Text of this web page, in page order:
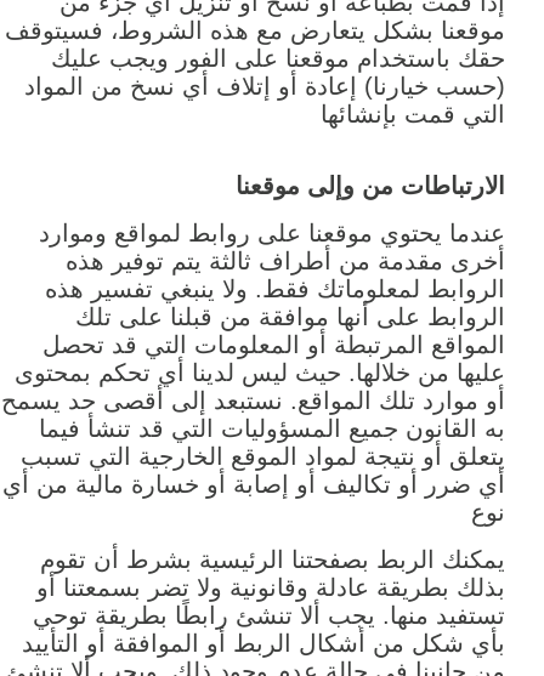
موقعنا بشكل يتعارض مع هذه الشروط، فسيتوقف
حقك باستخدام موقعنا على الفور ويجب عليك
(حسب خيارنا) إعادة أو إتلاف أي نسخ من المواد
التي قمت بإنشائها
الارتباطات من وإلى موقعنا
عندما يحتوي موقعنا على روابط لمواقع وموارد
أخرى مقدمة من أطراف ثالثة يتم توفير هذه
الروابط لمعلوماتك فقط. ولا ينبغي تفسير هذه
الروابط على أنها موافقة من قبلنا على تلك
المواقع المرتبطة أو المعلومات التي قد تحصل
عليها من خلالها. حيث ليس لدينا أي تحكم بمحتوى
أو موارد تلك المواقع. نستبعد إلى أقصى حد يسمح
به القانون جميع المسؤوليات التي قد تنشأ فيما
يتعلق أو نتيجة لمواد الموقع الخارجية التي تسبب
أي ضرر أو تكاليف أو إصابة أو خسارة مالية من أي
نوع
يمكنك الربط بصفحتنا الرئيسية بشرط أن تقوم
بذلك بطريقة عادلة وقانونية ولا تضر بسمعتنا أو
تستفيد منها. يجب ألا تنشئ رابطًا بطريقة توحي
بأي شكل من أشكال الربط أو الموافقة أو التأييد